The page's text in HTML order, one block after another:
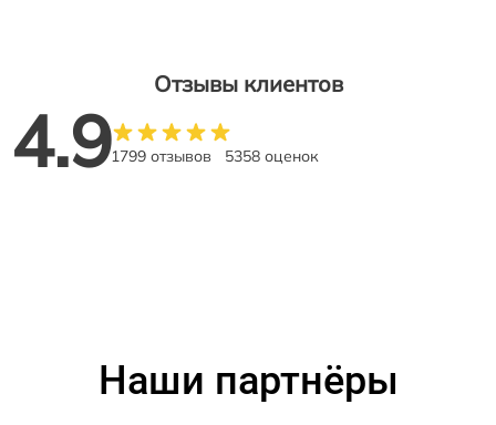
Отзывы клиентов
4.91799 отзывов 5358 оценок
Наши партнёры